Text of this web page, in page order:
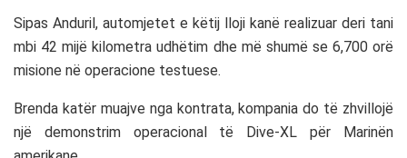
Sipas Anduril, automjetet e këtij lloji kanë realizuar deri tani
mbi 42 mijë kilometra udhëtim dhe më shumë se 6,700 orë
misione në operacione testuese.
Brenda katër muajve nga kontrata, kompania do të zhvillojë
një demonstrim operacional të Dive-XL për Marinën